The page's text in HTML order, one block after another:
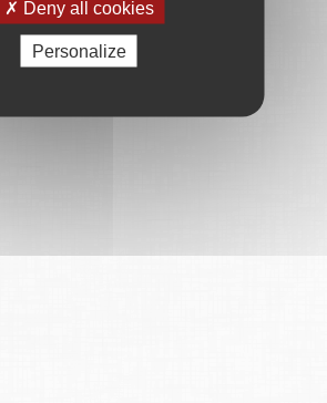
Deny all cookies
Personalize